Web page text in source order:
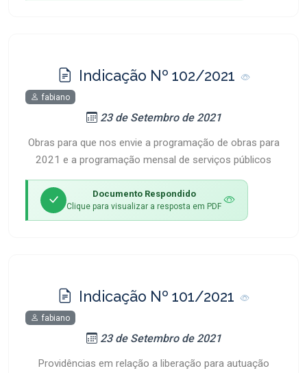
Indicação Nº 102/2021
fabiano
23 de Setembro de 2021
Obras para que nos envie a programação de obras para
2021 e a programação mensal de serviços públicos
Documento Respondido
Clique para visualizar a resposta em PDF
Indicação Nº 101/2021
fabiano
23 de Setembro de 2021
Providências em relação a liberação para autuação